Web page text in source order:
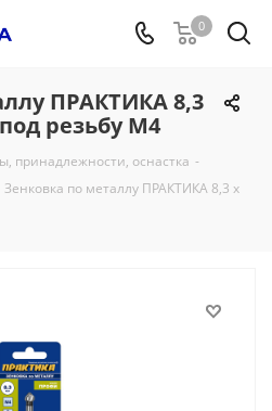
0
ПРАКТИКА 8,3
резьбу М4
принадлежности, оснастка -
Зенковка по металлу ПРАКТИКА 8,3 х